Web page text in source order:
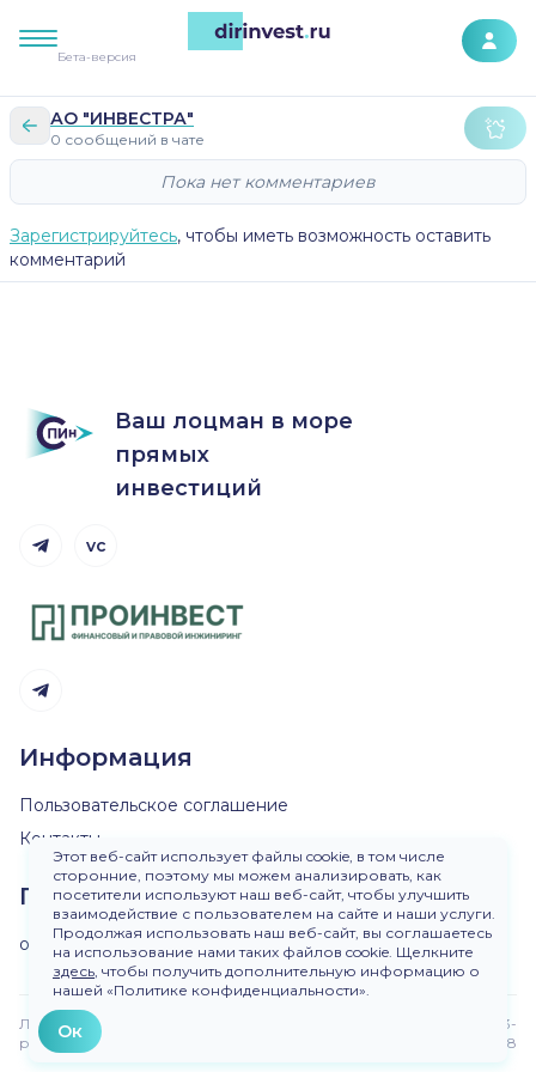
Этот веб-сайт использует файлы cookie, в том числе
сторонние, поэтому мы можем анализировать, как
посетители используют наш веб-сайт, чтобы улучшить
взаимодействие с пользователем на сайте и наши услуги.
Продолжая использовать наш веб-сайт, вы соглашаетесь
на использование нами таких файлов cookie. Щелкните
здесь, чтобы получить дополнительную информацию о
нашей «Политике конфиденциальности».
Ок
Бета-версия
АО "ИНВЕСТРА"
0 сообщений в чате
Пока нет комментариев
Зарегистрируйтесь, чтобы иметь возможность оставить
комментарий
Ваш лоцман в море
прямых
инвестиций
Telegram канал
vc
Telegram канал
Информация
Пользовательское соглашение
Контакты
Пишите нам
ok@dirinvest.ru
Любое использование материалов сайта без
разрешения запрещено.
Версия 3-
beta.48